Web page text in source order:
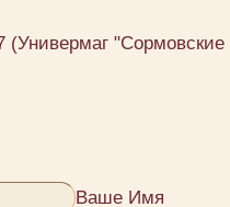
(Универмаг
Ваше Имя